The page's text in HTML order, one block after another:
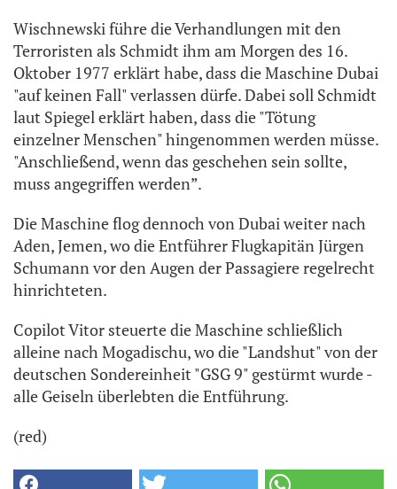
Wischnewski führe die Verhandlungen mit den
Terroristen als Schmidt ihm am Morgen des 16.
Oktober 1977 erklärt habe, dass die Maschine Dubai
"auf keinen Fall" verlassen dürfe. Dabei soll Schmidt
laut Spiegel erklärt haben, dass die "Tötung
einzelner Menschen" hingenommen werden müsse.
"Anschließend, wenn das geschehen sein sollte,
muss angegriffen werden”.
Die Maschine flog dennoch von Dubai weiter nach
Aden, Jemen, wo die Entführer Flugkapitän Jürgen
Schumann vor den Augen der Passagiere regelrecht
hinrichteten.
Copilot Vitor steuerte die Maschine schließlich
alleine nach Mogadischu, wo die "Landshut" von der
deutschen Sondereinheit "GSG 9" gestürmt wurde -
alle Geiseln überlebten die Entführung.
(red)